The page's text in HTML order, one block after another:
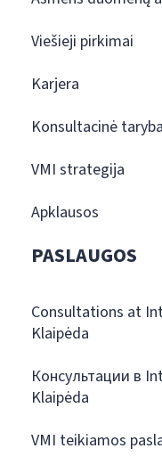
Viešieji pirkimai
Karjera
Konsultacinė taryba
VMI strategija
Apklausos
PASLAUGOS
Consultations at
Klaipėda
Консультации в
Klaipėda
VMI teikiamos